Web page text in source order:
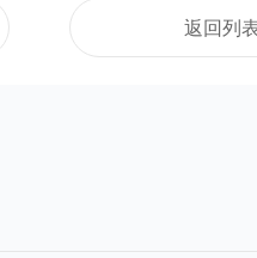
返回列